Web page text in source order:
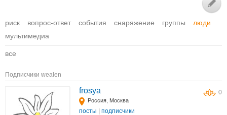
риск вопрос-ответ события снаряжение группы
люди
мультимедиа
все
Подписчики wealen
0
frosya
Россия, Москва
посты подписчики